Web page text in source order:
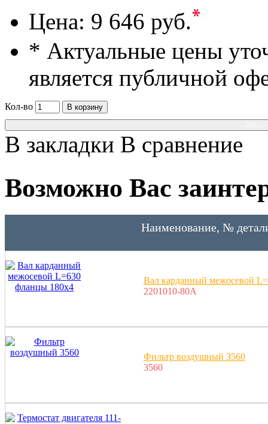
Цена: 9 646 руб.*
* Актуальные цены
является публичной
Кол-во
В корзину
В закладки В сравнение
Возможно Вас
Наименование, №
Вал карданный межосевой
2201010-80A
Фильтр воздушный 3560
3560